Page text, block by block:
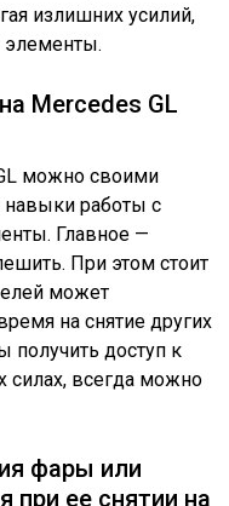
излишних усилий,
элементы.
Mercedes GL
можно своими
навыки работы с
Главное —
При этом стоит
может
на снятие других
получить доступ к
силах, всегда можно
фары или
при ее снятии на